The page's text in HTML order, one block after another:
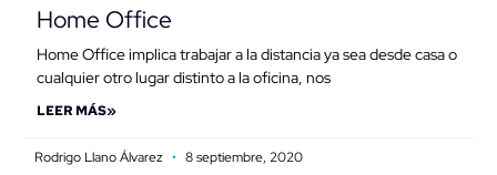
i
n
o
k p
Home Office
Home Office implica trabajar a la distancia ya sea desde casa o
cualquier otro lugar distinto a la oficina, nos
LEER MÁS»
Rodrigo Llano Álvarez 8 septiembre, 2020